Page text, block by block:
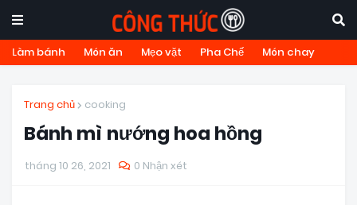
Làm bánh Món ăn Mẹo vặt Pha Chế Món chay
Trang chủ cooking
Bánh mì nướng hoa hồng
tháng 10 26, 2021 0 Nhận xét